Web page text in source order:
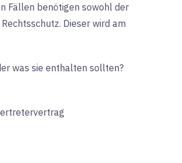
Fällen benötigen sowohl der
Dieser wird am
was sie enthalten sollten?